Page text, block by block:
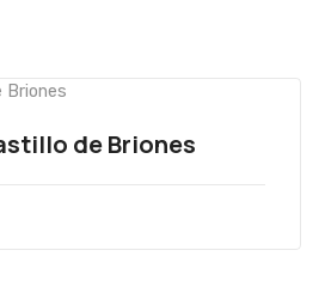
de Briones